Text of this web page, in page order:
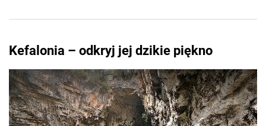
Kefalonia – odkryj jej dzikie piękno